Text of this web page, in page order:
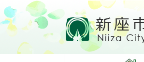
ペ
ー
ジ
メ
ニ
ュ